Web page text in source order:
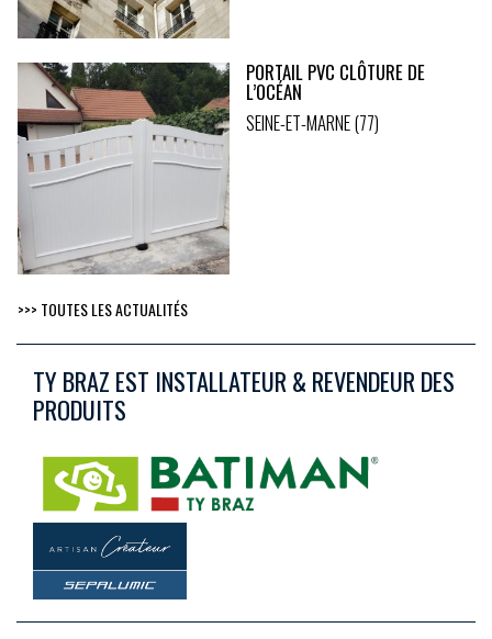
PORTAIL PVC CLÔTURE DE
L’OCÉAN
SEINE-ET-MARNE (77)
>>> TOUTES LES ACTUALITÉS
TY BRAZ EST INSTALLATEUR & REVENDEUR DES
PRODUITS